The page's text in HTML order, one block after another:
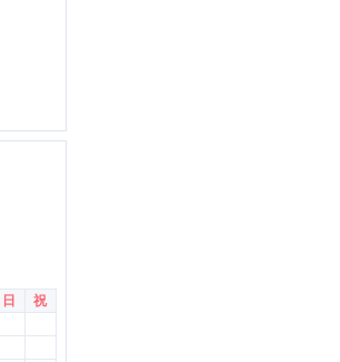
日
祝